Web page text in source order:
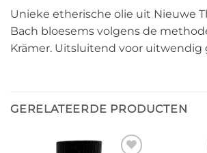
Unieke etherische olie uit Nieuwe
Bach bloesems volgens de
Krämer. Uitsluitend voor uitwendig
GERELATEERDE PRODUCTEN